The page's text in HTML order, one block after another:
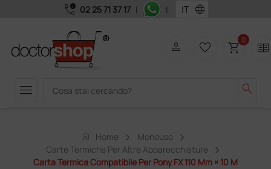
call_quality 02 25 71 37 17 | | language
menu search
person favorite_border shopping_cart0 two_pager
home Home
Monouso
Carte Termiche Per Altre Apparecchiature
Carta Termica Compatibile Per Pony FX 110 Mm × 10 M